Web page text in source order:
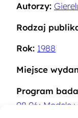
Autorzy:
Rodzaj
Rok: 1988
Miejsce
Program
08.06: Modele